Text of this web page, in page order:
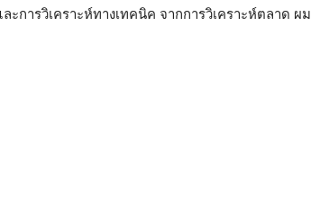
การวิเคราะห์ทางเทคนิค จากการวิเคราะห์ตลาด ผม